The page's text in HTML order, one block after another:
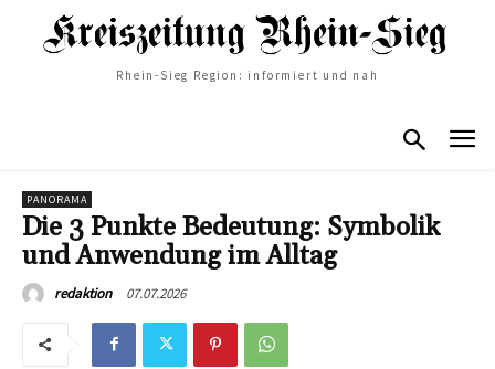
Rhein-Sieg Region: informiert und nah
PANORAMA
Die 3 Punkte Bedeutung: Symbolik
und Anwendung im Alltag
redaktion 07.07.2026